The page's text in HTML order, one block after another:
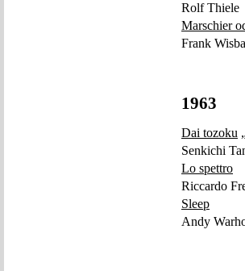
Rolf Thiele
Marschier
Frank
1963
Dai tozoku
Senkichi
Lo spettro
Riccardo
Sleep
Andy